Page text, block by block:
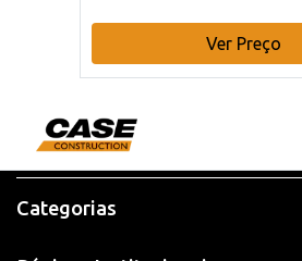
Ver Preço
Categorias